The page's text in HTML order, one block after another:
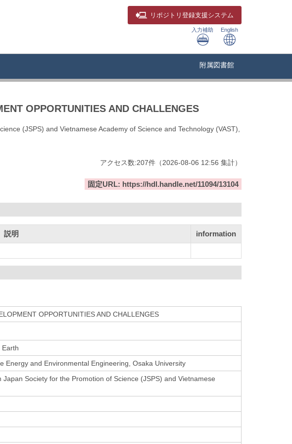
リポジトリ 登録支援システム
入力補助 English
附属図書館
OPPORTUNITIES AND CHALLENGES
(JSPS) and Vietnamese Academy of Science and Technology (VAST),
アクセス数:207件 （2026-08-06 12:56 集計）
固定URL: https://hdl.handle.net/11094/13104
説明 information
OPPORTUNITIES AND CHALLENGES
Earth
Energy and Environmental Engineering, Osaka University
Society for the Promotion of Science (JSPS) and Vietnamese